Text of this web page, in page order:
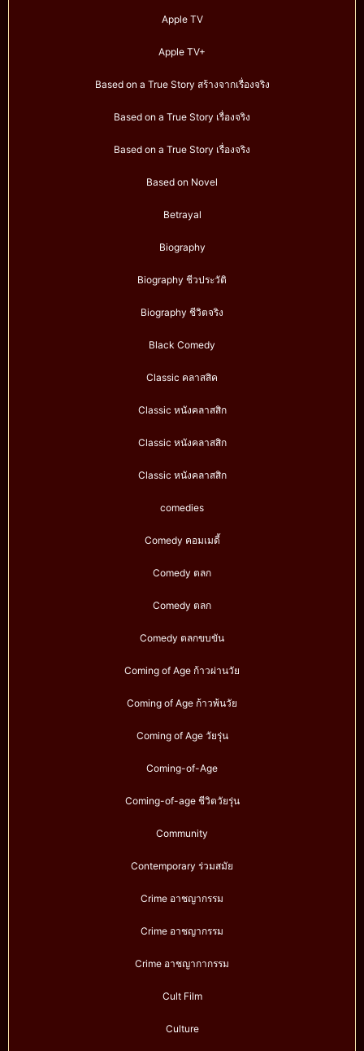
Apple TV
Apple TV+
Based on a True Story สร้างจากเรื่องจริง
Based on a True Story เรื่องจริง
Based on a True Story เรื่องจริง
Based on Novel
Betrayal
Biography
Biography ชีวประวัติ
Biography ชีวิตจริง
Black Comedy
Classic คลาสสิค
Classic หนังคลาสสิก
Classic หนังคลาสสิก
Classic หนังคลาสสิก
comedies
Comedy คอมเมดี้
Comedy ตลก
Comedy ตลก
Comedy ตลกขบขัน
Coming of Age ก้าวผ่านวัย
Coming of Age ก้าวพ้นวัย
Coming of Age วัยรุ่น
Coming-of-Age
Coming-of-age ชีวิตวัยรุ่น
Community
Contemporary ร่วมสมัย
Crime อาชญากรรม
Crime อาชญากรรม
Crime อาชญากากรรม
Cult Film
Culture